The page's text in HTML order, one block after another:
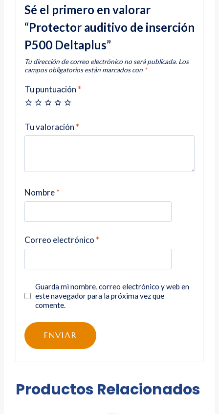
Sé el primero en valorar
“Protector auditivo de inserción
P500 Deltaplus”
Tu dirección de correo electrónico no será publicada. Los
campos obligatorios están marcados con *
Tu puntuación *
Tu valoración *
Nombre*
Correo electrónico *
Guarda mi nombre, correo electrónico y web en
este navegador para la próxima vez que
comente.
Productos Relacionados